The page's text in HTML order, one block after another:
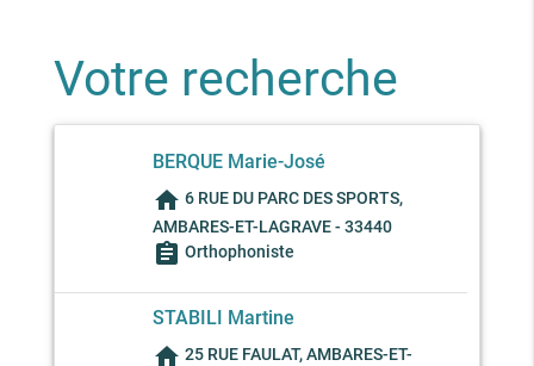
Votre recherche
BERQUE Marie-José
home 6 RUE DU PARC DES SPORTS,
AMBARES-ET-LAGRAVE - 33440
assignment Orthophoniste
STABILI Martine
home 25 RUE FAULAT, AMBARES-ET-